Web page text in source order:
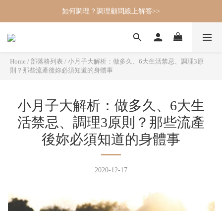
如何調理？調理顧問線上解答>>
Home / 部落格列表 / 小月子大解析：做多久、6大生活禁忌、調理3原
則？那些流產後妳必須知道的身體事
小月子大解析：做多久、6大生
活禁忌、調理3原則？那些流產
後妳必須知道的身體事
2020-12-17